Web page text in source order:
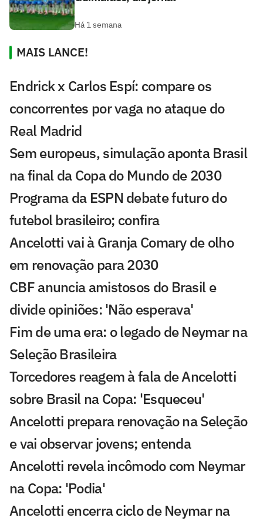
Há 1 semana
MAIS LANCE!
Endrick x Carlos Espí: compare os
concorrentes por vaga no ataque do
Real Madrid
Sem europeus, simulação aponta Brasil
na final da Copa do Mundo de 2030
Programa da ESPN debate futuro do
futebol brasileiro; confira
Ancelotti vai à Granja Comary de olho
em renovação para 2030
CBF anuncia amistosos do Brasil e
divide opiniões: 'Não esperava'
Fim de uma era: o legado de Neymar na
Seleção Brasileira
Torcedores reagem à fala de Ancelotti
sobre Brasil na Copa: 'Esqueceu'
Ancelotti prepara renovação na Seleção
e vai observar jovens; entenda
Ancelotti revela incômodo com Neymar
na Copa: 'Podia'
Ancelotti encerra ciclo de Neymar na